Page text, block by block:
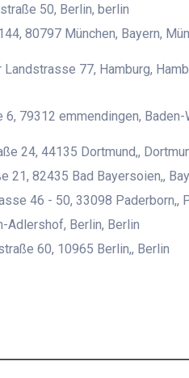
50, Berlin, berlin
80797 München, Bayern,
Landstrasse 77, Hamburg,
6, 79312 emmendingen, Baden-
24, 44135 Dortmund,,
21, 82435 Bad Bayersoien,,
46 - 50, 33098 Paderborn,,
Adlershof, Berlin, Berlin
60, 10965 Berlin,, Berlin